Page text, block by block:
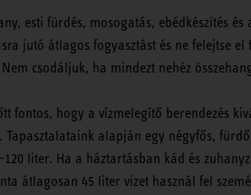
esti fürdés, mosogatás, ebédkészítés
jutó átlagos fogyasztást és ne felejtse
csodáljuk, ha mindezt nehéz
fontos, hogy a vízmelegítő berendezés
Tapasztalataink alapján egy négyfős,
liter. Ha a háztartásban kád és
átlagosan 45 liter vizet használ fel